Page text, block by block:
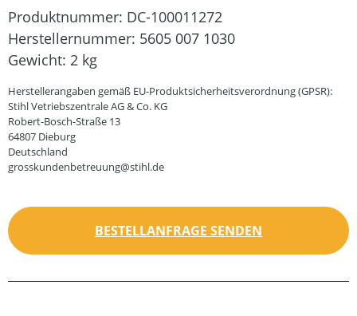
Produktnummer: DC-100011272
Herstellernummer: 5605 007 1030
Gewicht: 2 kg
Herstellerangaben gemäß EU-Produktsicherheitsverordnung (GPSR):
Stihl Vetriebszentrale AG & Co. KG
Robert-Bosch-Straße 13
64807 Dieburg
Deutschland
grosskundenbetreuung@stihl.de
BESTELLANFRAGE SENDEN